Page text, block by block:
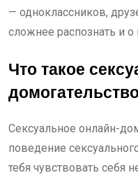
— одноклассников,
сложнее распознать и
Что такое
Сексуальное онлайн-
поведение
тебя чувствовать себя